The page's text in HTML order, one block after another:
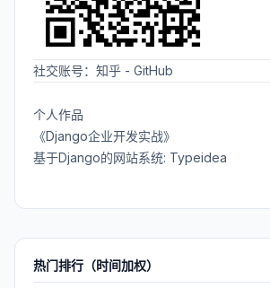
社交账号： 知乎 - GitHub
个人作品
《Django企业开发实战》
基于Django的网站系统: Typeidea
热门排行（时间加权）